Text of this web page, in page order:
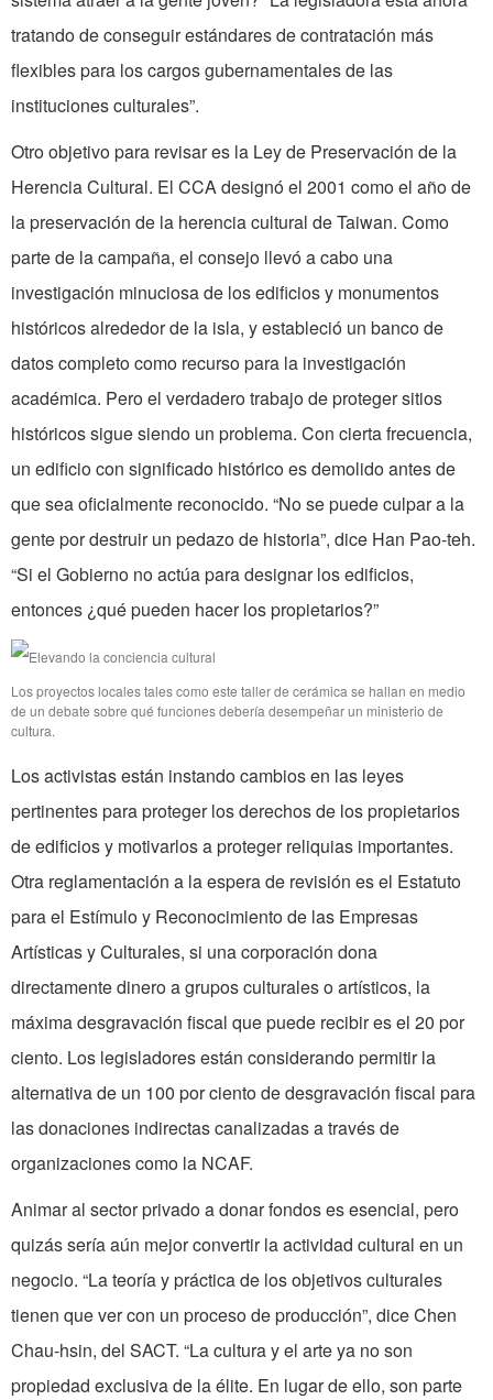
tratando de conseguir estándares de contratación más
flexibles para los cargos gubernamentales de las
instituciones culturales”.
Otro objetivo para revisar es la Ley de Preservación de la
Herencia Cultural. El CCA designó el 2001 como el año de
la preservación de la herencia cultural de Taiwan. Como
parte de la campaña, el consejo llevó a cabo una
investigación minuciosa de los edificios y monumentos
históricos alrededor de la isla, y estableció un banco de
datos completo como recurso para la investigación
académica. Pero el verdadero trabajo de proteger sitios
históricos sigue siendo un problema. Con cierta frecuencia,
un edificio con significado histórico es demolido antes de
que sea oficialmente reconocido. “No se puede culpar a la
gente por destruir un pedazo de historia”, dice Han Pao-teh.
“Si el Gobierno no actúa para designar los edificios,
entonces ¿qué pueden hacer los propietarios?”
Los proyectos locales tales como este taller de cerámica se hallan en medio
de un debate sobre qué funciones debería desempeñar un ministerio de
cultura.
Los activistas están instando cambios en las leyes
pertinentes para proteger los derechos de los propietarios
de edificios y motivarlos a proteger reliquias importantes.
Otra reglamentación a la espera de revisión es el Estatuto
para el Estímulo y Reconocimiento de las Empresas
Artísticas y Culturales, si una corporación dona
directamente dinero a grupos culturales o artísticos, la
máxima desgravación fiscal que puede recibir es el 20 por
ciento. Los legisladores están considerando permitir la
alternativa de un 100 por ciento de desgravación fiscal para
las donaciones indirectas canalizadas a través de
organizaciones como la NCAF.
Animar al sector privado a donar fondos es esencial, pero
quizás sería aún mejor convertir la actividad cultural en un
negocio. “La teoría y práctica de los objetivos culturales
tienen que ver con un proceso de producción”, dice Chen
Chau-hsin, del SACT. “La cultura y el arte ya no son
propiedad exclusiva de la élite. En lugar de ello, son parte